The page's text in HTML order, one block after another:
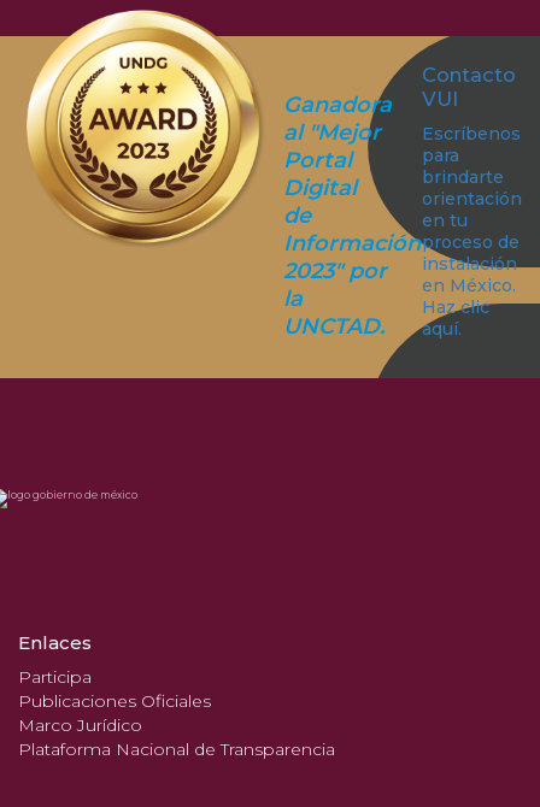
Ganadora
al "Mejor
Portal
Digital
de
Información
2023" por
la
UNCTAD.
Contacto
VUI
Escríbenos
para
brindarte
orientación
en tu
proceso de
instalación
en México.
Haz clic
aquí.
Enlaces
Participa
Publicaciones Oficiales
Marco Jurídico
Plataforma Nacional de Transparencia